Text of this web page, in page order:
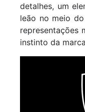
detalhes, um
leão no meio
representações
instinto da